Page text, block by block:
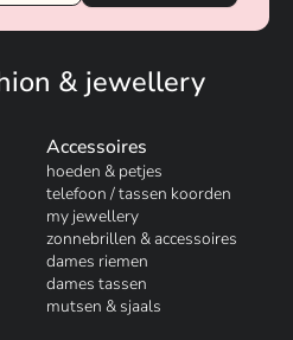
& jewellery
Accessoires
hoeden & petjes
telefoon / tassen koorden
my jewellery
zonnebrillen & accessoires
dames riemen
dames tassen
mutsen & sjaals